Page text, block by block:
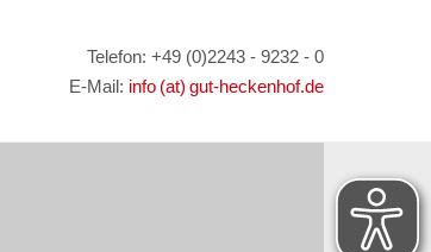
Telefon: +49 (0)2243 - 9232 - 0
E-Mail: info (at) gut-heckenhof.de